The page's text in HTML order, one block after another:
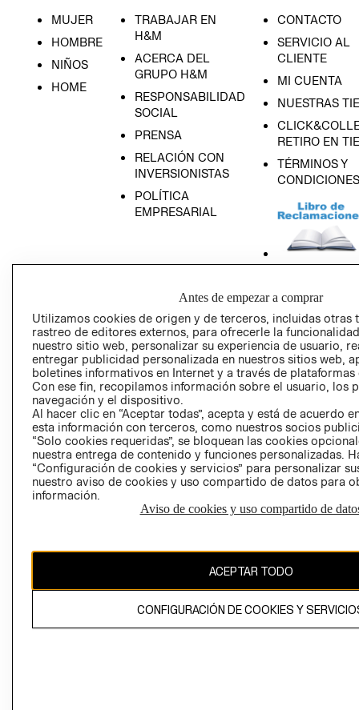
MUJER
HOMBRE
NIÑOS
HOME
TRABAJAR EN
H&M
ACERCA DEL
GRUPO H&M
RESPONSABILIDAD
SOCIAL
PRENSA
RELACIÓN CON
INVERSIONISTAS
POLÍTICA
EMPRESARIAL
CONTACTO
SERVICIO AL
CLIENTE
MI CUENTA
NUESTRAS
RETIRO EN
TÉRMINOS Y
CONDICIONES
PRIVACIDAD
GIFT CARD
AVISO DE
Perú (S/)
CAMBIAR REGIÓN
Antes de empezar a comprar
Utilizamos cookies de origen y de terceros, incluidas otras
rastreo de editores externos, para ofrecerle la
nuestro sitio web, personalizar su experiencia de usuario,
entregar publicidad personalizada en nuestros sitios web,
boletines informativos en Internet y a través de plataformas
Con ese fin, recopilamos información sobre el usuario, los
navegación y el dispositivo.
Al hacer clic en “Aceptar todas”, acepta y está de acuerdo
esta información con terceros, como nuestros socios
“Solo cookies requeridas”, se bloquean las cookies
nuestra entrega de contenido y funciones personalizadas.
“Configuración de cookies y servicios” para personalizar
nuestro aviso de cookies y uso compartido de datos para
información.
Aviso de cookies y uso compartido de
ACEPTAR TODO
CONFIGURACIÓN DE COOKIES Y